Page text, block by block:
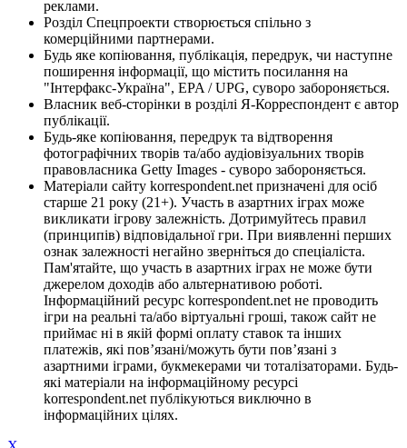
реклами.
Розділ Спецпроекти створюється спільно з
комерційними партнерами.
Будь яке копіювання, публікація, передрук, чи наступне
поширення інформації, що містить посилання на
"Інтерфакс-Україна", EPA / UPG, суворо забороняється.
Власник веб-сторінки в розділі Я-Корреспондент є автор
публікації.
Будь-яке копіювання, передрук та відтворення
фотографічних творів та/або аудіовізуальних творів
правовласника Getty Images - суворо забороняється.
Матеріали сайту korrespondent.net призначені для осіб
старше 21 року (21+). Участь в азартних іграх може
викликати ігрову залежність. Дотримуйтесь правил
(принципів) відповідальної гри. При виявленні перших
ознак залежності негайно зверніться до спеціаліста.
Пам'ятайте, що участь в азартних іграх не може бути
джерелом доходів або альтернативою роботі.
Інформаційний ресурс korrespondent.net не проводить
ігри на реальні та/або віртуальні гроші, також сайт не
приймає ні в якій формі оплату ставок та інших
платежів, які пов’язані/можуть бути пов’язані з
азартними іграми, букмекерами чи тоталізаторами. Будь-
які матеріали на інформаційному ресурсі
korrespondent.net публікуються виключно в
інформаційних цілях.